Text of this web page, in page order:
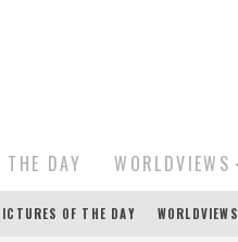
THE DAY WORLDVIEWS
OF THE DAY WORLDVIEWS